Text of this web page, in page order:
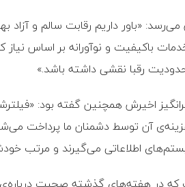
می‌رسد: «باور داریم رقابت سالم و
باکیفیت و نوآورانه بر اساس نیاز
رقبا نقشی داشته باشد.»
آن توسط دشمنان ما پرداخت
اطلاعاتی می‌گیرند و مرتب